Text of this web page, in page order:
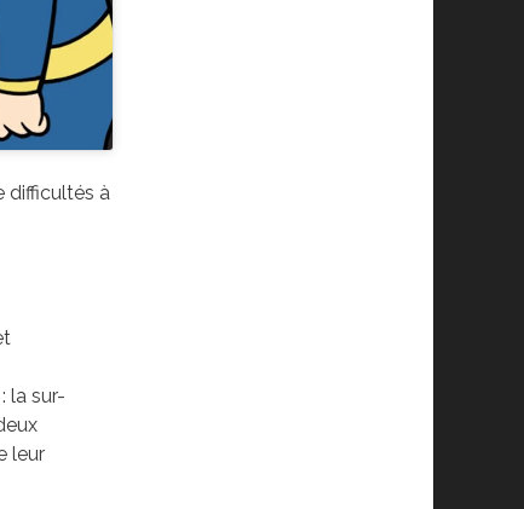
difficultés à
la sur-
leur